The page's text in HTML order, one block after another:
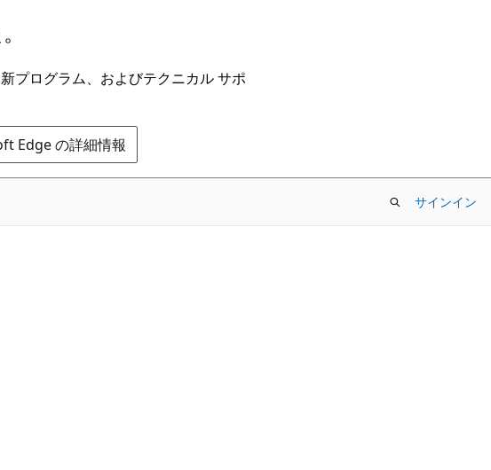
プログラム、およびテクニカル サポ
Edge の詳細情報
サインイン